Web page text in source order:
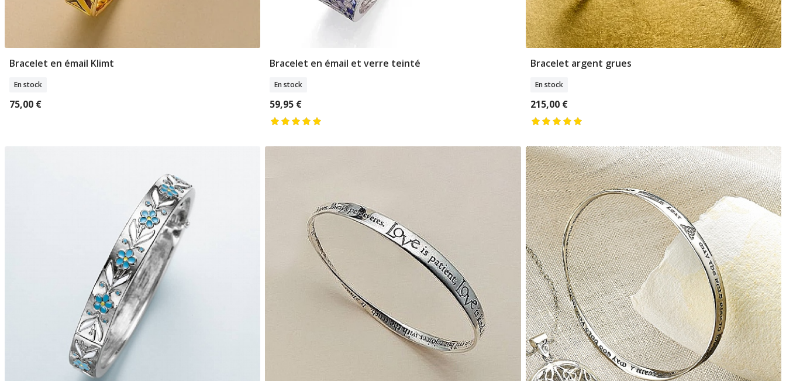
Ajouter Au Panier
Bracelet en émail Klimt
En stock
75,00 €
Ajouter Au Panier
Bracelet en émail et verre teinté
En stock
59,95 €
Ajouter Au Panier
Bracelet argent grues
En stock
215,00 €